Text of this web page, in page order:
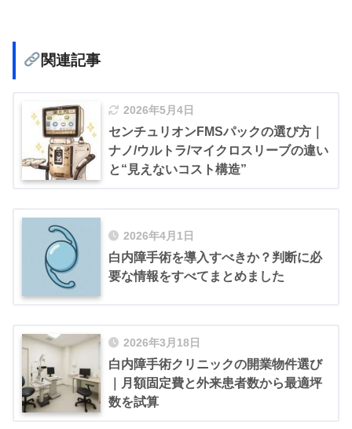
関連記事
2026年5月4日
センチュリオンFMSパックの選び方｜
ナノ/ウルトラ/マイクロスリーブの違い
と“見えないコスト構造”
2026年4月1日
白内障手術を導入すべきか？判断に必
要な情報をすべてまとめました
2026年3月18日
白内障手術クリニックの開業物件選び
｜月額固定費と外来患者数から最適坪
数を試算